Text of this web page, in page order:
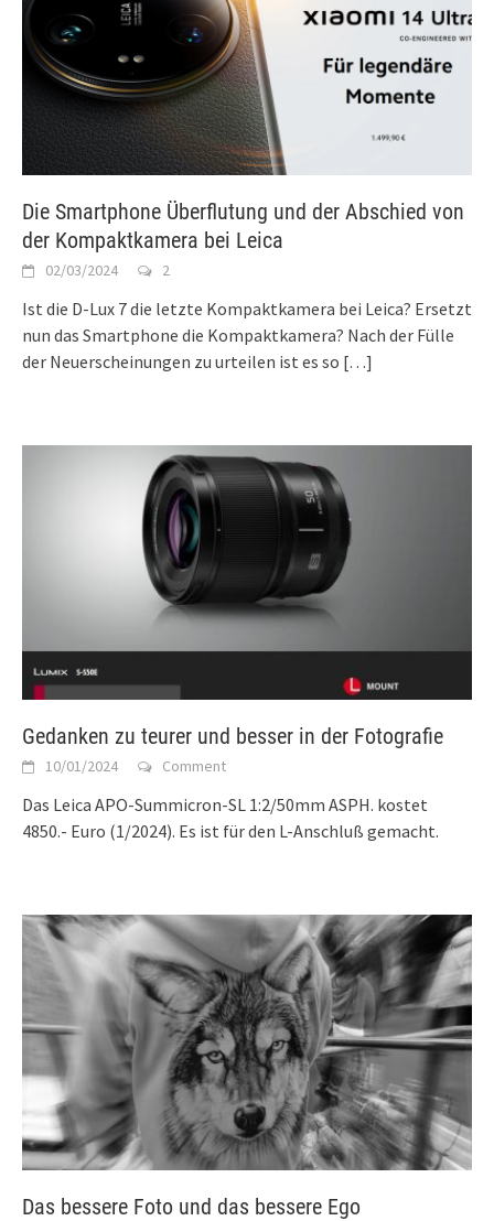
Die Smartphone Überflutung und der Abschied von
der Kompaktkamera bei Leica
02/03/2024 2
Ist die D-Lux 7 die letzte Kompaktkamera bei Leica? Ersetzt
nun das Smartphone die Kompaktkamera? Nach der Fülle
der Neuerscheinungen zu urteilen ist es so […]
Gedanken zu teurer und besser in der Fotografie
10/01/2024 Comment
Das Leica APO-Summicron-SL 1:2/50mm ASPH. kostet
4850.- Euro (1/2024). Es ist für den L-Anschluß gemacht.
Das bessere Foto und das bessere Ego